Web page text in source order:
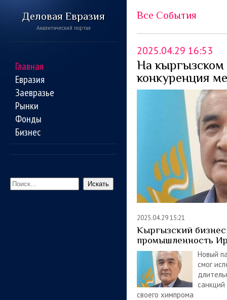
Деловая Евразия
Аналитический портал
Главная
Евразия
Заевразье
Рынки
Фонды
Бизнес
Искать
Все События
2025.04.29 16:53
На кыргызском
конкуренция
2025.04.29 15:21
Кыргызский бизнес
промышленность
Новый
смог
своего химпрома